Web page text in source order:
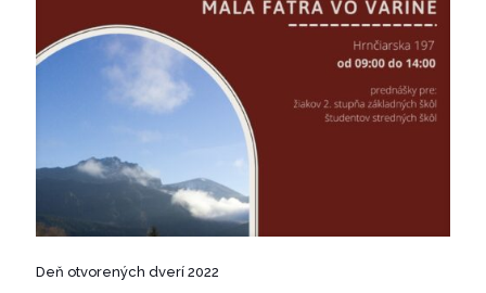
Deň otvorených dverí 2022